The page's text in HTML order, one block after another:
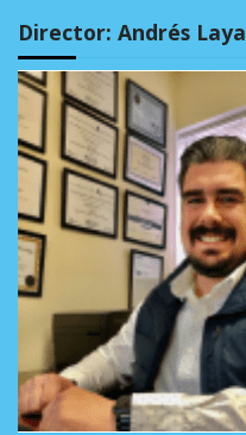
Director: Andrés Laya